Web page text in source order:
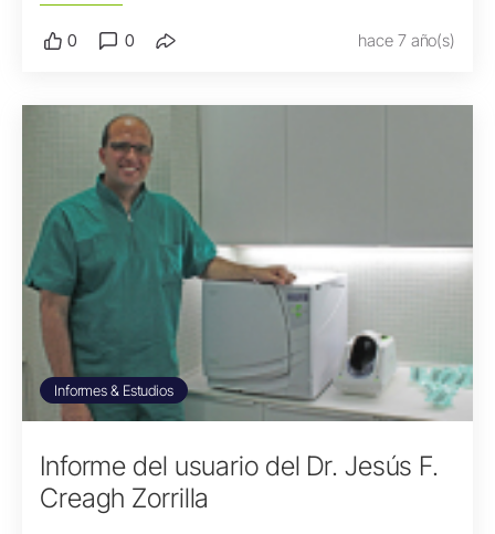
0 0 hace 7 año(s)
Informes & Estudios
Informe del usuario del Dr. Jesús F.
Creagh Zorrilla